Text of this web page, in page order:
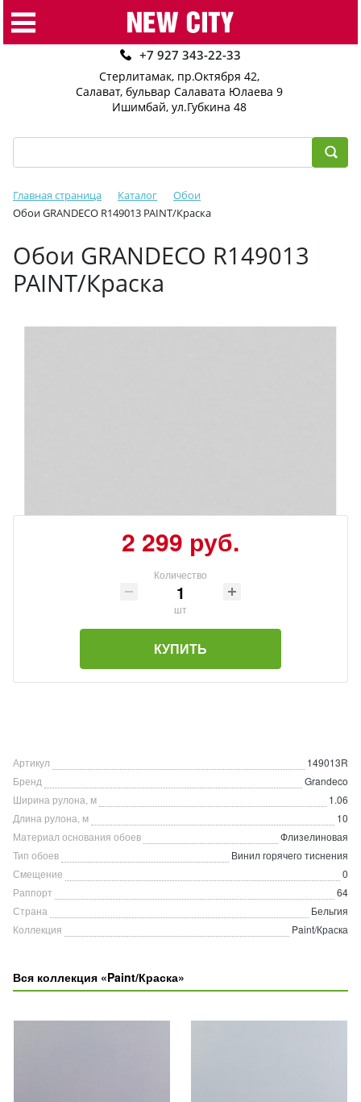
+7 927 343-22-33
Стерлитамак, пр.Октября 42,
Салават, бульвар Салавата Юлаева 9
Ишимбай, ул.Губкина 48
Главная страница Каталог
Обои
Обои GRANDECO R149013 PAINT/Краска
Обои GRANDECO R149013
PAINT/Краска
2 299 руб.
Количество
шт
КУПИТЬ
Артикул
149013R
Бренд
Grandeco
Ширина рулона, м
1.06
Длина рулона, м
10
Материал основания обоев
Флизелиновая
Тип обоев
Винил горячего тиснения
Смещение
0
Раппорт
64
Страна
Бельгия
Коллекция
Paint/Краска
Вся коллекция «Paint/Краска»